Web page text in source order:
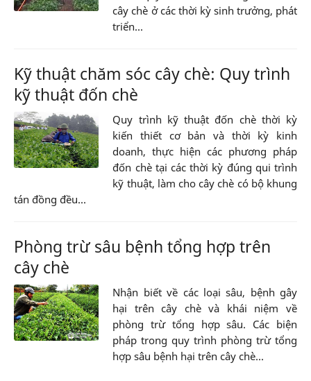
cây chè ở các thời kỳ sinh trưởng, phát
triển...
Kỹ thuật chăm sóc cây chè: Quy trình
kỹ thuật đốn chè
Quy trình kỹ thuật đốn chè thời kỳ
kiến thiết cơ bản và thời kỳ kinh
doanh, thực hiện các phương pháp
đốn chè tại các thời kỳ đúng qui trình
kỹ thuật, làm cho cây chè có bộ khung
tán đồng đều...
Phòng trừ sâu bệnh tổng hợp trên
cây chè
Nhận biết về các loại sâu, bệnh gây
hại trên cây chè và khái niệm về
phòng trừ tổng hợp sâu. Các biện
pháp trong quy trình phòng trừ tổng
hợp sâu bệnh hại trên cây chè...